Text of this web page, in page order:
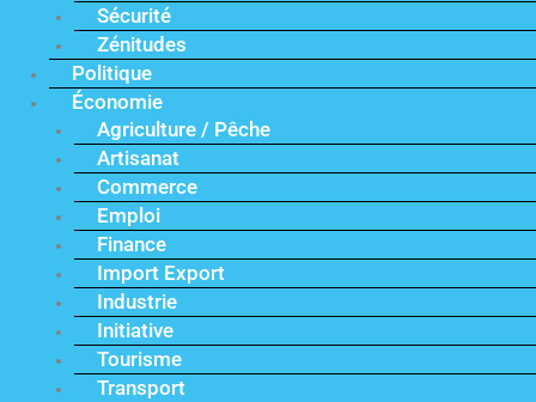
Sécurité
Zénitudes
Politique
Économie
Agriculture / Pêche
Artisanat
Commerce
Emploi
Finance
Import Export
Industrie
Initiative
Tourisme
Transport